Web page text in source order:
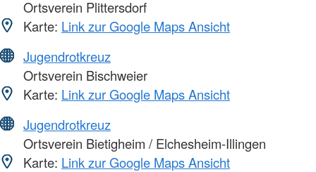
Ortsverein Plittersdorf
Karte: Link zur Google Maps Ansicht
Jugendrotkreuz
Ortsverein Bischweier
Karte: Link zur Google Maps Ansicht
Jugendrotkreuz
Ortsverein Bietigheim / Elchesheim-Illingen
Karte: Link zur Google Maps Ansicht